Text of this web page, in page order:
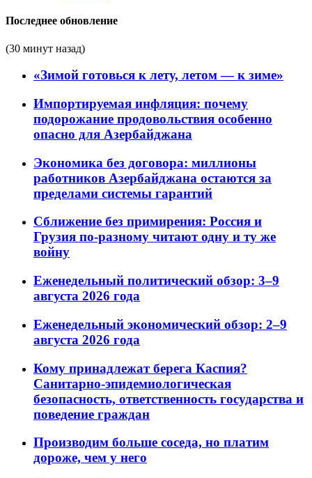
Последнее обновление
(30 минут назад)
«Зимой готовься к лету, летом — к зиме»
Импортируемая инфляция: почему
подорожание продовольствия особенно
опасно для Азербайджана
Экономика без договора: миллионы
работников Азербайджана остаются за
пределами системы гарантий
Сближение без примирения: Россия и
Грузия по-разному читают одну и ту же
войну
Еженедельный политический обзор: 3–9
августа 2026 года
Еженедельный экономический обзор: 2–9
августа 2026 года
Кому принадлежат берега Каспия?
Санитарно-эпидемиологическая
безопасность, ответственность государства и
поведение граждан
Производим больше соседа, но платим
дороже, чем у него